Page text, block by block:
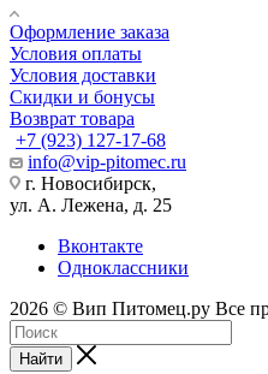
Оформление заказа
Условия оплаты
Условия доставки
Скидки и бонусы
Возврат товара
+7 (923) 127-17-68
info@vip-pitomec.ru
г. Новосибирск,
ул. А. Лежена, д. 25
Вконтакте
Одноклассники
2026 © Вип Питомец.ру Все
Найти